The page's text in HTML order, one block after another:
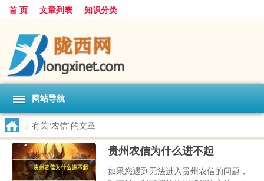
首 页 文章列表 知识分类
网站导航
> 有关“农信”的文章
贵州农信为什么进不起
如果您遇到无法进入贵州农信的问题，